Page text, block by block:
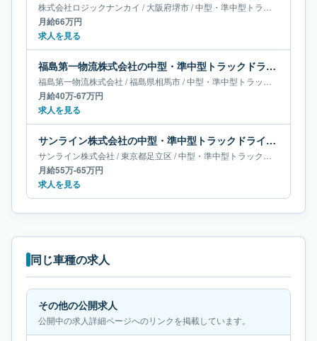
株式会社ロジックナンカイ /大阪府堺市/中型・準中型トラックドライバー
月給66万円
求人を見る
福島第一物流株式会社の中型・準中型トラックドライバー求人｜福島県相馬市｜月給40万-67万円
福島第一物流株式会社 /福島県相馬市/中型・準中型トラックドライバー
月給40万-67万円
求人を見る
サンライン株式会社の中型・準中型トラックドライバー求人｜東京都足立区｜月給55万-65万円
サンライン株式会社 /東京都足立区 /中型・準中型トラックドライバー
月給55万-65万円
求人を見る
同じ車種の求人
その他の公開求人
公開中の求人詳細ページへのリンクを掲載しています。